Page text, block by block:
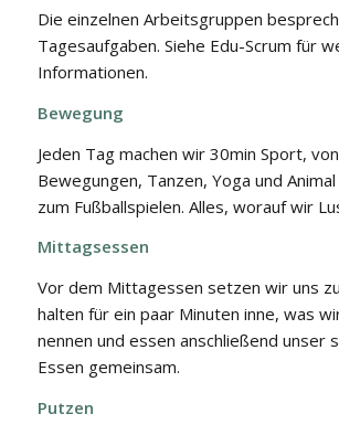
Die einzelnen Arbeitsgruppen
Tagesaufgaben. Siehe Edu-Scrum für
Informationen.
Bewegung
Jeden Tag machen wir 30min Sport,
Bewegungen, Tanzen, Yoga und
zum Fußballspielen. Alles, worauf wir
Mittagsessen
Vor dem Mittagessen setzen wir uns
halten für ein paar Minuten inne, was
nennen und essen anschließend unser
Essen gemeinsam.
Putzen